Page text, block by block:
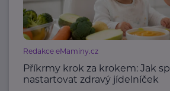
Redakce eMaminy.cz
Příkrmy krok za krokem: Jak
nastartovat zdravý jídelníček